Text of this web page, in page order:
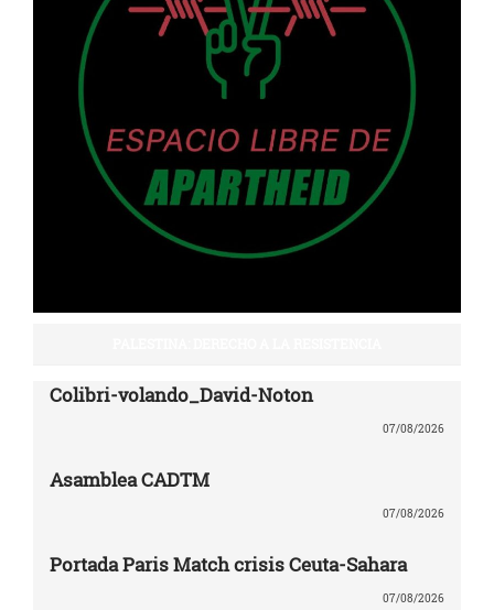
Colibri-volando_David-Noton
07/08/2026
Asamblea CADTM
07/08/2026
Portada Paris Match crisis Ceuta-Sahara
07/08/2026